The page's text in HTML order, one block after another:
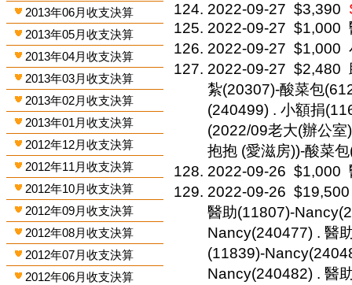
2013年06月收支決算
2013年05月收支決算
2013年04月收支決算
2013年03月收支決算
2013年02月收支決算
2013年01月收支決算
2012年12月收支決算
2012年11月收支決算
2012年10月收支決算
2012年09月收支決算
2012年08月收支決算
2012年07月收支決算
2012年06月收支決算
2022-09-27 $3,390
2022-09-27 $1,000
2022-09-27 $1,000
2022-09-27 $2,480
紮(20307)-酸菜包
(240499) . 小額捐
(2022/09老大(辦公
抱抱 (愛滋房))-酸菜
2022-09-26 $1,000
2022-09-26 $19,500
醫助(11807)-
Nancy(240477) . 醫
(11839)-
Nancy(240482) . 醫